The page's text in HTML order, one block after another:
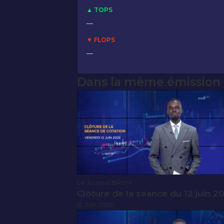
▲ TOPS
—
▼ FLOPS
—
Dans la même émission
Le Journal BRVM
Clôture de la séance du 12 juin